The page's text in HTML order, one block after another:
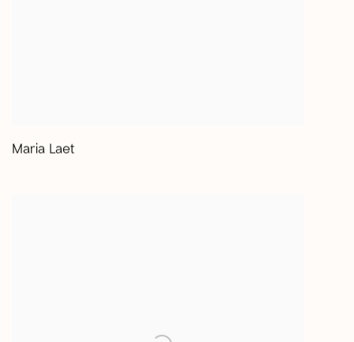
Maria Laet